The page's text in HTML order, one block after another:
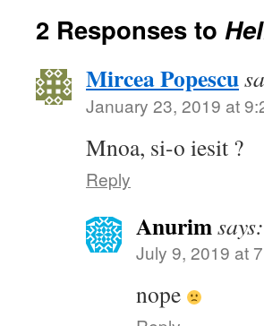
2 Responses to
Mircea Popescu
January 23, 2019 at
Mnoa, si-o iesit ?
Reply
Anurimsays:
July 9, 2019 at
nope